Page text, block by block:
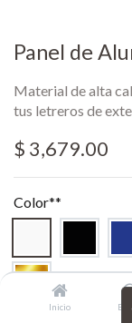
Inicio
Panel de
Material de alta
tus letreros de
$ 3,679.00
Color**